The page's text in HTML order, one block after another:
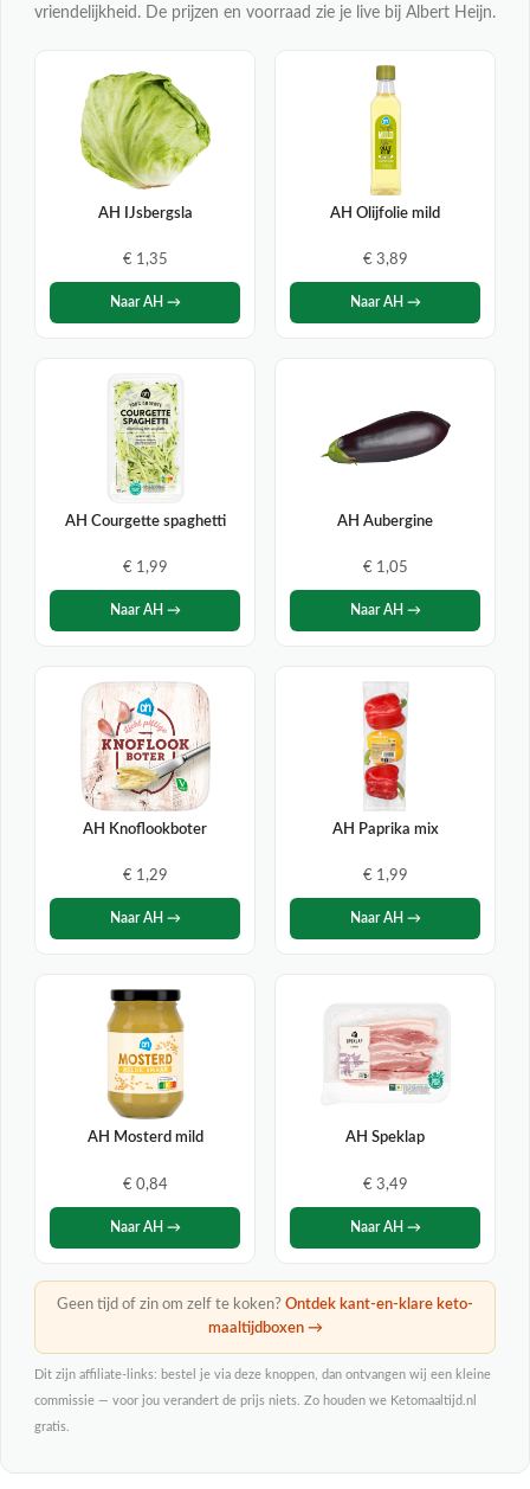
vriendelijkheid. De prijzen en voorraad zie je live bij Albert Heijn.
AH IJsbergsla
€ 1,35
Naar AH →
AH Olijfolie mild
€ 3,89
Naar AH →
AH Courgette spaghetti
€ 1,99
Naar AH →
AH Aubergine
€ 1,05
Naar AH →
AH Knoflookboter
€ 1,29
Naar AH →
AH Paprika mix
€ 1,99
Naar AH →
AH Mosterd mild
€ 0,84
Naar AH →
AH Speklap
€ 3,49
Naar AH →
Geen tijd of zin om zelf te koken? Ontdek kant-en-klare keto-
maaltijdboxen →
Dit zijn affiliate-links: bestel je via deze knoppen, dan ontvangen wij een kleine
commissie — voor jou verandert de prijs niets. Zo houden we Ketomaaltijd.nl
gratis.